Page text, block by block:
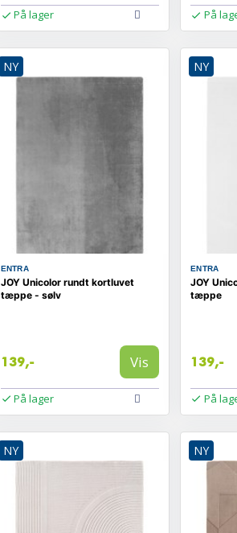
På lager På
NY
ENTRA
JOY Unicolor rundt kortluvet
tæppe - sølv
139,- Vis
På lager
NY
ENTRA
JOY
tæppe
139,-
På
NY NY